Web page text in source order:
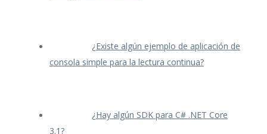
¿Existe algún ejemplo de aplicación de
consola simple para la lectura continua?
¿Hay algún SDK para C# .NET Core
3.1?